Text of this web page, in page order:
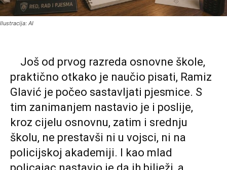
Ilustracija: AI
Još od prvog razreda osnovne škole,
praktično otkako je naučio pisati, Ramiz
Glavić je počeo sastavljati pjesmice. S
tim zanimanjem nastavio je i poslije,
kroz cijelu osnovnu, zatim i srednju
školu, ne prestavši ni u vojsci, ni na
policijskoj akademiji. I kao mlad